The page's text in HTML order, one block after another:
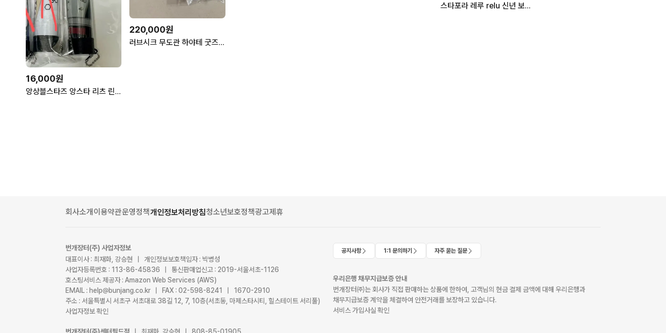
16,000원
앙상블스타즈 앙스타 리츠 린네 코하쿠 드림라 킹블 펜라이트 튜브
220,000원
러브시크 무도관 하야테 굿즈 일괄
스타포라 레루 relu 신년 보쿠이로 캔뱃지 판매
회사소개이용약관운영정책개인정보처리방침청소년보호정책광고제휴
번개장터(주) 사업자정보
대표이사 : 최재화, 강승현 | 개인정보보호책임자 : 박병성
사업자등록번호 : 113-86-45836 | 통신판매업신고 : 2019-서울서초-1126
호스팅서비스 제공자 : Amazon Web Services (AWS)
EMAIL : help@bunjang.co.kr | FAX : 02-598-8241 | 1670-2910
주소 : 서울특별시 서초구 서초대로 38길 12, 7, 10층(서초동, 마제스타시티, 힐스테이트 서리풀)
사업자정보 확인
공지사항 1:1 문의하기 자주 묻는 질문
우리은행 채무지급보증 안내
번개장터㈜는 회사가 직접 판매하는 상품에 한하여, 고객님의 현금 결제 금액에 대해 우리은행과
채무지급보증 계약을 체결하여 안전거래를 보장하고 있습니다.
서비스 가입사실 확인